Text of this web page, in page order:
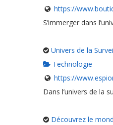
https://
S’immerger dans
Univers de la
Technologie
https://
Dans l’univers de la
Découvrez le